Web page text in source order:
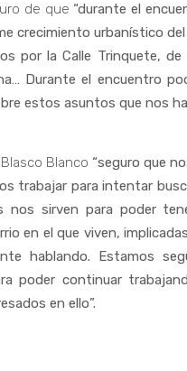
de que “durante el
crecimiento urbanístico
por la Calle Trinquete,
Durante el encuentro
estos asuntos que nos
Blanco “seguro que
trabajar para intentar
nos sirven para poder
en el que viven,
hablando. Estamos
poder continuar
en ello”.